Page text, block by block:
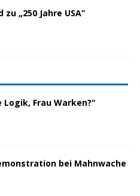
„250 Jahre USA“
Frau Warken?“
bei Mahnwache